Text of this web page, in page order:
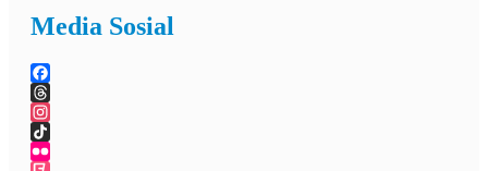
Media Sosial
Facebook
Threads
Instagram
TikTok